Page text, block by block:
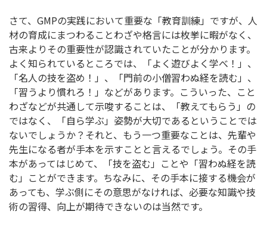
さて、GMPの実践において重要な「教育訓練」ですが、人
材の育成にまつわることわざや格言には枚挙に暇がなく、
古来よりその重要性が認識されていたことが分かります。
よく知られているところでは、「よく遊びよく学べ！」、
「名人の技を盗め！」、「門前の小僧習わぬ経を読む」、
「習うより慣れろ！」などがあります。こういった、こと
わざなどが共通して示唆することは、「教えてもらう」の
ではなく、「自ら学ぶ」姿勢が大切であるということでは
ないでしょうか？それと、もう一つ重要なことは、先輩や
先生になる者が手本を示すことと言えるでしょう。その手
本があってはじめて、「技を盗む」ことや「習わぬ経を読
む」ことができます。ちなみに、その手本に接する機会が
あっても、学ぶ側にその意思がなければ、必要な知識や技
術の習得、向上が期待できないのは当然です。